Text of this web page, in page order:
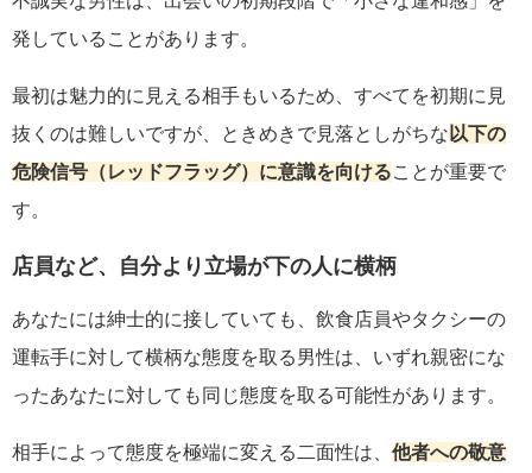
発していることがあります。
最初は魅力的に見える相手もいるため、すべてを初期に見
抜くのは難しいですが、ときめきで見落としがちな 以下の
危険信号（レッドフラッグ）に意識を向けることが重要で
す。
店員など、自分より立場が下の人に横柄
あなたには紳士的に接していても、飲食店員やタクシーの
運転手に対して横柄な態度を取る男性は、いずれ親密にな
ったあなたに対しても同じ態度を取る可能性があります。
相手によって態度を極端に変える二面性は、 他者への敬意